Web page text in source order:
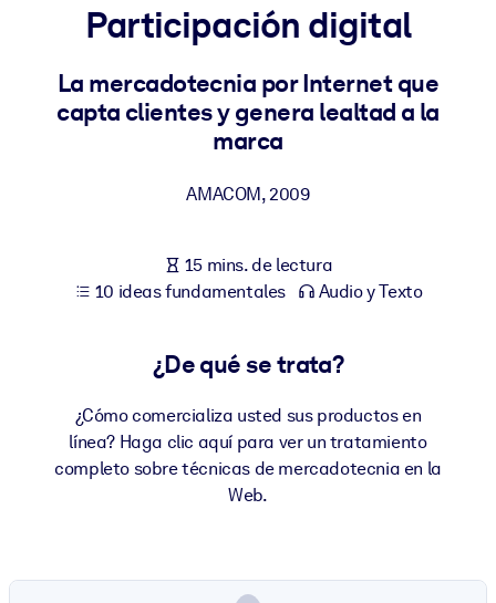
Para LMS/LXP
Integre conocimientos verificados y breves en su LMS/LXP para
obtener mejores resultados de aprendizaje.
Para sistemas de IA
Participación digital
La mercadotecnia por Internet que
capta clientes y genera lealtad a la
marca
AMACOM,2009
15 mins. de lectura
10 ideas fundamentales
Audio y Texto
¿De qué se trata?
¿Cómo comercializa usted sus productos en
línea? Haga clic aquí para ver un tratamiento
completo sobre técnicas de mercadotecnia en la
Web.